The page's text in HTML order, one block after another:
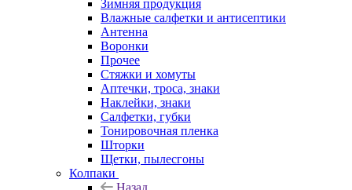
Зимняя продукция
Влажные салфетки и антисептики
Антенна
Воронки
Прочее
Стяжки и хомуты
Аптечки, троса, знаки
Наклейки, знаки
Салфетки, губки
Тонировочная пленка
Шторки
Щетки, пылесгоны
Колпаки
Назад